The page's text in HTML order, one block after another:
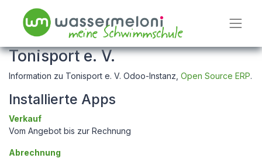
Tonisport e. V.
Information zu Tonisport e. V. Odoo-Instanz, Open Source ERP.
Installierte Apps
Verkauf
Vom Angebot bis zur Rechnung
Abrechnung